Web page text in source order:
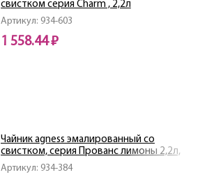
Артикул: 934-603
свистком серия Charm , 2,2л
1 558.44 ₽
Артикул: 934-384
Чайник agness эмалированный со
свистком, серия Прованс лимоны 2,2л,
индукционное дно